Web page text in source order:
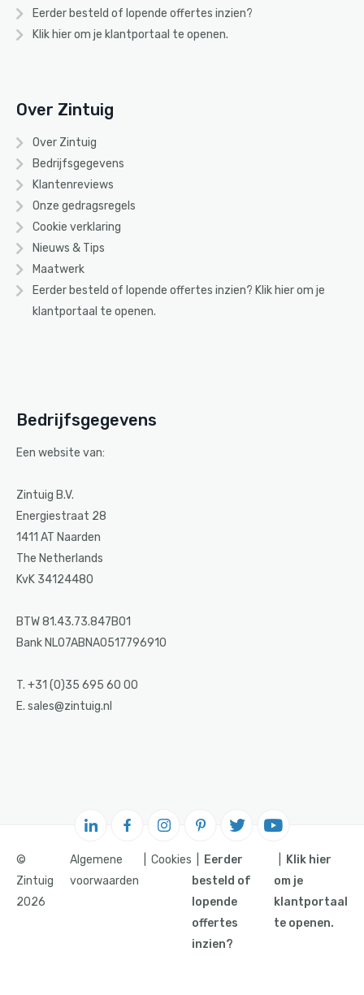
Eerder besteld of lopende offertes inzien?
Klik hier om je klantportaal te openen.
Over Zintuig
Over Zintuig
Bedrijfsgegevens
Klantenreviews
Onze gedragsregels
Cookie verklaring
Nieuws & Tips
Maatwerk
Eerder besteld of lopende offertes inzien? Klik hierom je
klantportaal te openen.
Bedrijfsgegevens
Een website van:
Zintuig B.V.
Energiestraat 28
1411 AT Naarden
The Netherlands
KvK 34124480
BTW 81.43.73.847B01
Bank NL07ABNA0517796910
T. +31 (0)35 695 60 00
E. sales@zintuig.nl
©
Zintuig
2026
Algemene
voorwaarden
Cookies
Eerder
besteld of
lopende
offertes
inzien?
Klik hier
om je
klantportaal
te openen.